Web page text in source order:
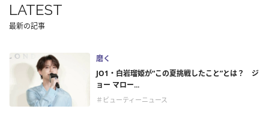
LATEST
最新の記事
磨く
JO1・白岩瑠姫が“この夏挑戦したこと”とは？ ジ
ョー マロー...
＃ビューティーニュース